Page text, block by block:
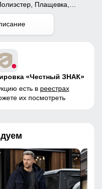
Плащевка,
«Честный ЗНАК»
есть в реестрах
их посмотреть